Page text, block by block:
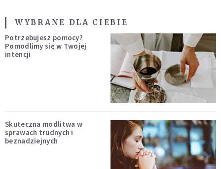
WYBRANE DLA CIEBIE
Potrzebujesz pomocy?
Pomodlimy się w Twojej
intencji
Skuteczna modlitwa w
sprawach trudnych i
beznadziejnych